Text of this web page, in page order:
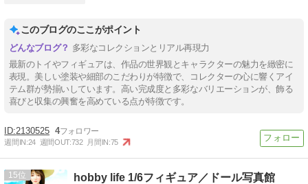
このブログのここがポイント
多彩なコレクションとリアル再現力
最新のトイやフィギュアは、作品の世界観とキャラクターの魅力を緻密に
表現。美しい塗装や細部のこだわりが特徴で、コレクターの心に響くアイ
テム群が勢揃いしています。高い完成度と多彩なバリエーションが、飾る
喜びと収集の興奮を高めている点が特徴です。
2130525 4
週間IN:24 週間OUT:732 月間IN:75
15 hobby life 1/6フィギュア／ドール写真館